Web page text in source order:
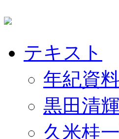
テキスト
年紀資
黒田清
久米桂